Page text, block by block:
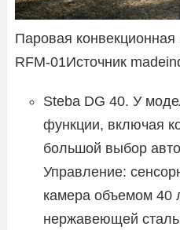
Паровая
RFM-01Источник
Steba DG 40. У
функции, включая
большой выбор
Управление:
камера объемом 40
нержавеющей